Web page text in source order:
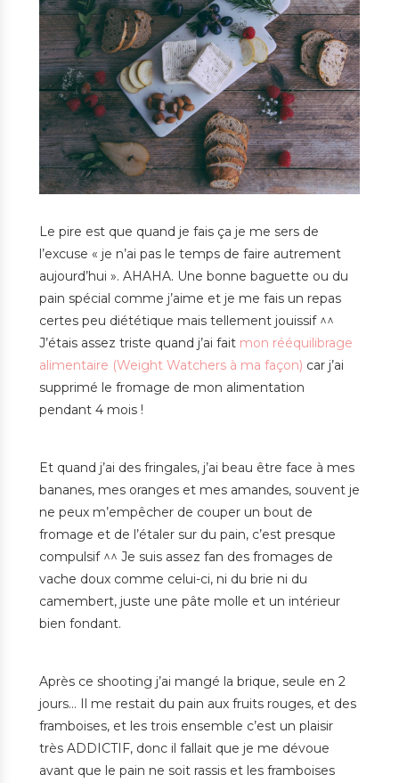
Le pire est que quand je fais ça je me sers de
l’excuse « je n’ai pas le temps de faire autrement
aujourd’hui ». AHAHA. Une bonne baguette ou du
pain spécial comme j’aime et je me fais un repas
certes peu diététique mais tellement jouissif ^^
J’étais assez triste quand j’ai fait mon rééquilibrage
alimentaire (Weight Watchers à ma façon) car j’ai
supprimé le fromage de mon alimentation
pendant 4 mois !
Et quand j’ai des fringales, j’ai beau être face à mes
bananes, mes oranges et mes amandes, souvent je
ne peux m’empêcher de couper un bout de
fromage et de l’étaler sur du pain, c’est presque
compulsif ^^ Je suis assez fan des fromages de
vache doux comme celui-ci, ni du brie ni du
camembert, juste une pâte molle et un intérieur
bien fondant.
Après ce shooting j’ai mangé la brique, seule en 2
jours… Il me restait du pain aux fruits rouges, et des
framboises, et les trois ensemble c’est un plaisir
très ADDICTIF, donc il fallait que je me dévoue
avant que le pain ne soit rassis et les framboises